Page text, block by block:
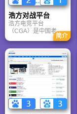
浩方对战平台
浩方电竞平台
（CGA）是中国老牌
游戏联机平台，提供
CS、War3、星际争霸
等经典游戏的稳定联
机服务。重温DOTA1
的激情岁月，找回当
年的战友。同时提供
最新CGA电竞赛事资
讯及热门页游入口，
致敬中国电竞的黄金
时代。
简介